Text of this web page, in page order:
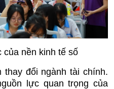
nền kinh tế số
thay đổi ngành tài chính.
lực quan trọng của